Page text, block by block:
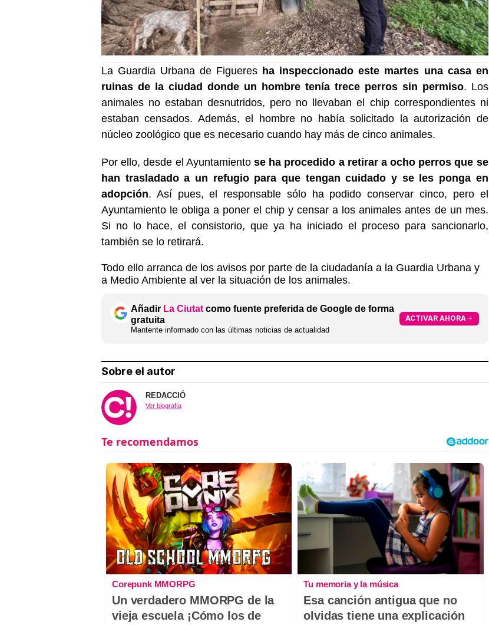
La Guardia Urbana de Figueres ha inspeccionado este martes una casa en
ruinas de la ciudad donde un hombre tenía trece perros sin permiso. Los
animales no estaban desnutridos, pero no llevaban el chip correspondientes ni
estaban censados. Además, el hombre no había solicitado la autorización de
núcleo zoológico que es necesario cuando hay más de cinco animales.
Por ello, desde el Ayuntamiento se ha procedido a retirar a ocho perros que se
han trasladado a un refugio para que tengan cuidado y se les ponga en
adopción. Así pues, el responsable sólo ha podido conservar cinco, pero el
Ayuntamiento le obliga a poner el chip y censar a los animales antes de un mes.
Si no lo hace, el consistorio, que ya ha iniciado el proceso para sancionarlo,
también se lo retirará.
Todo ello arranca de los avisos por parte de la ciudadanía a la Guardia Urbana y
a Medio Ambiente al ver la situación de los animales.
Añadir La Ciutat como fuente preferida de Google de forma
gratuita
Mantente informado con las últimas noticias de actualidad
ACTIVAR AHORA
Sobre el autor
REDACCIÓ
Ver biografía
Corepunk MMORPG
Un verdadero MMORPG de la
vieja escuela ¡Cómo los de
Tu memoria y la música
Esa canción antigua que no
olvidas tiene una explicación